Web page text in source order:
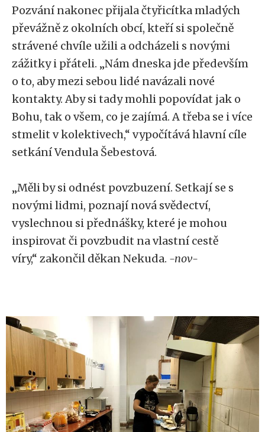
Pozvání nakonec přijala čtyřicítka mladých
převážně z okolních obcí, kteří si společně
strávené chvíle užili a odcházeli s novými
zážitky i přáteli. „Nám dneska jde především
o to, aby mezi sebou lidé navázali nové
kontakty. Aby si tady mohli popovídat jak o
Bohu, tak o všem, co je zajímá. A třeba se i více
stmelit v kolektivech,“ vypočítává hlavní cíle
setkání Vendula Šebestová.
„Měli by si odnést povzbuzení. Setkají se s
novými lidmi, poznají nová svědectví,
vyslechnou si přednášky, které je mohou
inspirovat či povzbudit na vlastní cestě
víry,“ zakončil děkan Nekuda. -nov-